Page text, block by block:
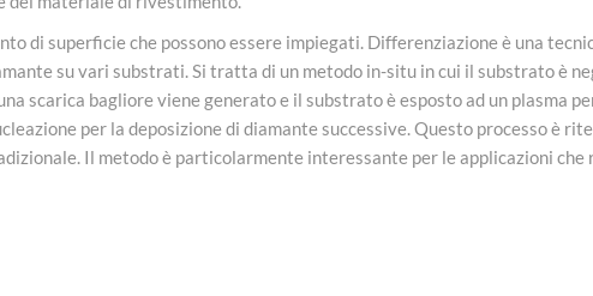
di superficie che possono essere impiegati. Differenziazione è una
su vari substrati. Si tratta di un metodo in-situ in cui il substrato è
scarica bagliore viene generato e il substrato è esposto ad un plasma
per la deposizione di diamante successive. Questo processo è
Il metodo è particolarmente interessante per le applicazioni che